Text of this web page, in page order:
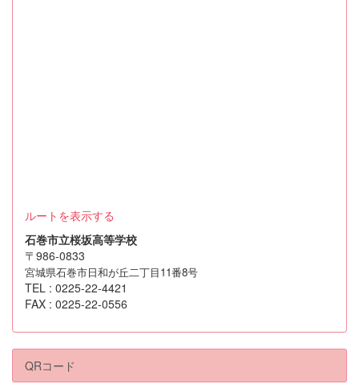
ルートを表示する
石巻市立桜坂高等学校
〒986-0833
宮城県石巻市日和が丘二丁目11番8号
TEL : 0225-22-4421
FAX : 0225-22-0556
QRコード